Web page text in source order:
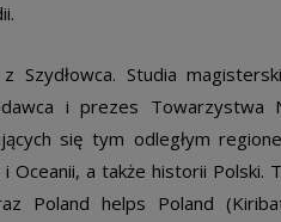
Studia
i prezes Towarzystwa
się tym odległym
Oceanii, a także historii Polski.
Poland helps Poland